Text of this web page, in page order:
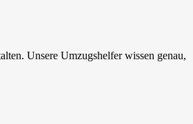
Unsere Umzugshelfer wissen genau,